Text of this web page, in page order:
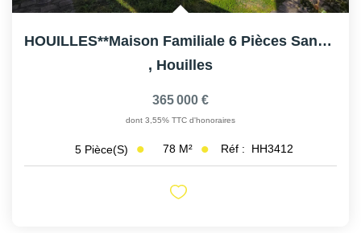
HOUILLES**Maison Familiale 6 Pièces Sans Travaux ? Jardin,...
, Houilles
365 000 €
dont 3,55% TTC d'honoraires
5 Pièce(s) 78 M² Réf : HH3412